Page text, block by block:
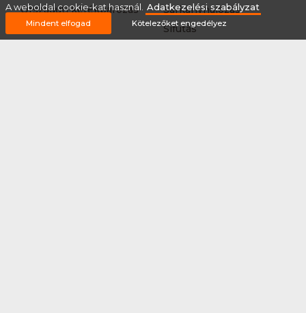
Országúti kerékpározás
Sárkányhajózás
Síelés
Sífutás
A weboldal cookie-kat használ. Adatkezelési szabályzat
Mindent elfogad Kötelezőket engedélyez